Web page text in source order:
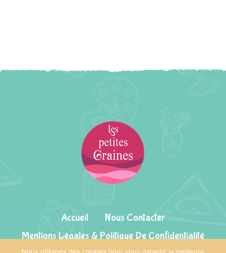
Accueil
Nous Contacter
Mentions Légales & Politique De Confidentialité